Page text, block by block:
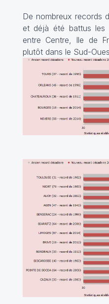
De nombreux records
et déjà été battus les
entre Centre, Ile de
plutôt dans le Sud-